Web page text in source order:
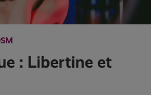
: Libertine et